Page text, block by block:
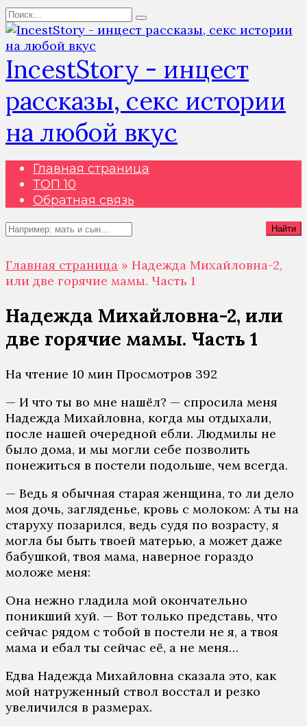
Перейти
к
содержанию
Search
for:
IncestStory - инцест
рассказы, секс истории
на любой вкус
Главная страница
ТОП 10
Обратная связь
Search
Найти
Главная страница » Надежда Михайловна-2,
или две горячие мамы. Часть 1
Надежда Михайловна-2, или
две горячие мамы. Часть 1
На чтение 10 мин Просмотров 392
— И что ты во мне нашёл? — спросила меня
Надежда Михайловна, когда мы отдыхали,
после нашей очередной ебли. Людмилы не
было дома, и мы могли себе позволить
понежиться в постели подольше, чем всегда.
— Ведь я обычная старая женщина, то ли дело
моя дочь, загляденье, кровь с молоком: А ты на
старуху позарился, ведь судя по возрасту, я
могла бы быть твоей матерью, а может даже
бабушкой, твоя мама, наверное гораздо
моложе меня:
Она нежно гладила мой окончательно
поникший хуй. — Вот только представь, что
сейчас рядом с тобой в постели не я, а твоя
мама и ебал ты сейчас её, а не меня…
Едва Надежда Михайловна сказала это, как
мой натруженный ствол восстал и резко
увеличился в размерах.